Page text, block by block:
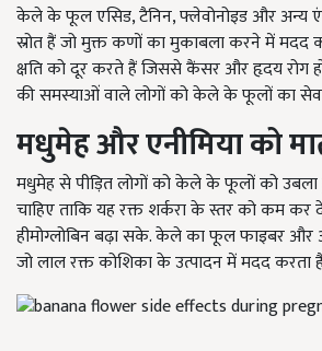
केले के फूल एसिड, टैनिन, फ्लेवोनोइड और अन्य
स्रोत हैं जो मुक्त कणों का मुकाबला करने में
क्षति को दूर करते हैं जिससे कैंसर और हृदय रोग
की समस्याओं वाले लोगों को केले के फूलों का
मधुमेह और एनीमिया को
मधुमेह से पीड़ित लोगों को केले के फूलों को उबला
चाहिए ताकि यह रक्त शर्करा के स्तर को कम
हीमोग्लोबिन बढ़ा सके. केले का फूल फाइबर और
जो लाल रक्त कोशिका के उत्पादन में मदद करता